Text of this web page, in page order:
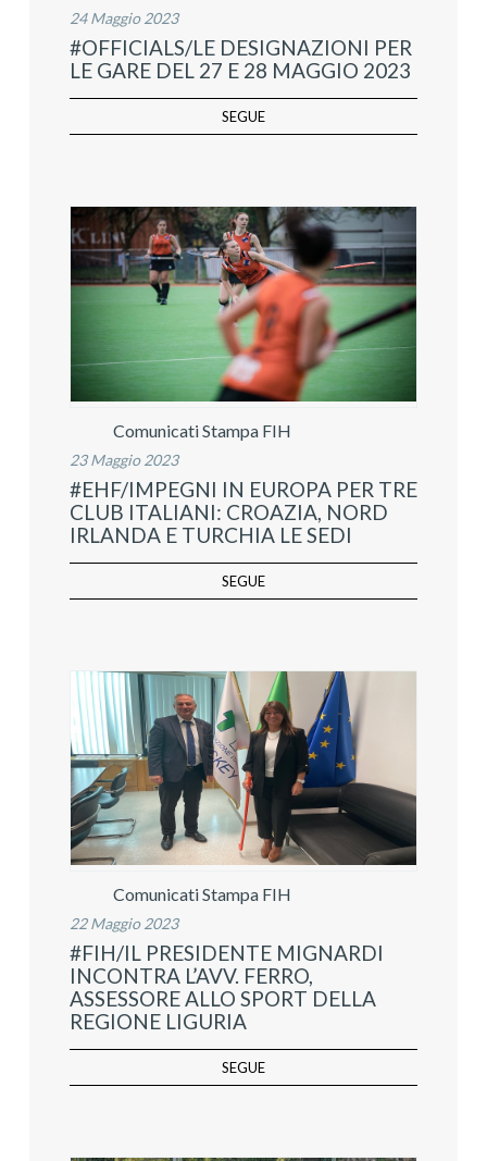
24 Maggio 2023
#OFFICIALS/LE DESIGNAZIONI PER
LE GARE DEL 27 E 28 MAGGIO 2023
SEGUE
Comunicati Stampa FIH
23 Maggio 2023
#EHF/IMPEGNI IN EUROPA PER TRE
CLUB ITALIANI: CROAZIA, NORD
IRLANDA E TURCHIA LE SEDI
SEGUE
Comunicati Stampa FIH
22 Maggio 2023
#FIH/IL PRESIDENTE MIGNARDI
INCONTRA L’AVV. FERRO,
ASSESSORE ALLO SPORT DELLA
REGIONE LIGURIA
SEGUE